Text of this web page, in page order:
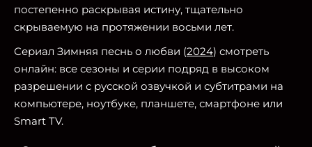
постепенно раскрывая истину, тщательно
скрываемую на протяжении восьми лет.
Сериал Зимняя песнь о любви (2024) смотреть
онлайн: все сезоны и серии подряд в высоком
разрешении с русской озвучкой и субтитрами на
компьютере, ноутбуке, планшете, смартфоне или
Smart TV.